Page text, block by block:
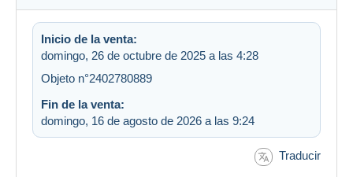
Inicio de la venta:
domingo, 26 de octubre de 2025 a las 4:28
Objeto n°2402780889
Fin de la venta:
domingo, 16 de agosto de 2026 a las 9:24
Traducir